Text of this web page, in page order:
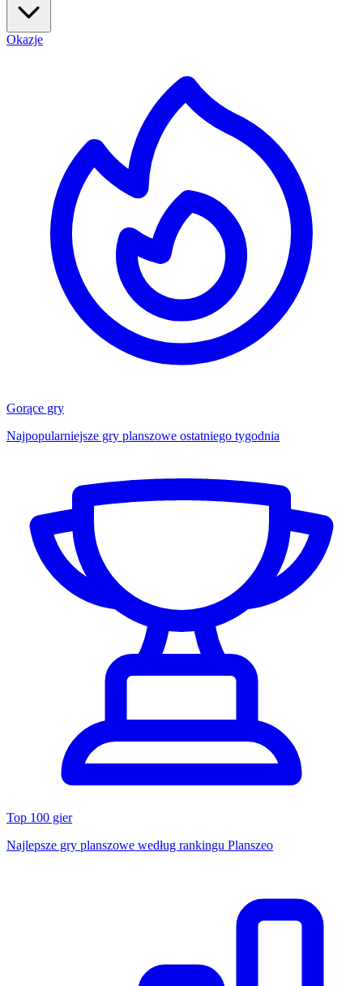
Okazje
Gorące gry
Najpopularniejsze gry planszowe ostatniego tygodnia
Top 100 gier
Najlepsze gry planszowe według rankingu Planszeo